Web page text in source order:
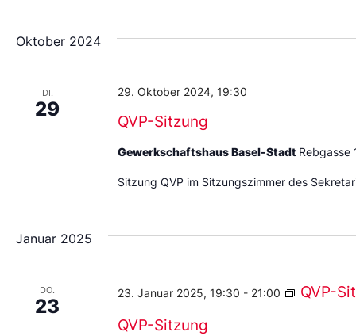
Oktober 2024
DI.
29
QVP-Sitzung
29. Oktober 2024, 19:30
Gewerkschaftshaus Basel-Stadt Rebgasse
Sitzung QVP im Sitzungszimmer des
Januar 2025
DO.
23
QVP-Sitzung
23. Januar 2025, 19:30 - 21:00 QVP-